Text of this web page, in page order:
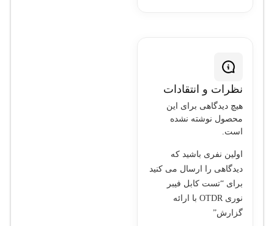
نظرات و انتقادات
هیچ دیدگاهی برای این
محصول نوشته نشده
است.
اولین نفری باشید که
دیدگاهی را ارسال می کنید
برای “تست کابل فیبر
نوری OTDR با ارائه
گزارش”